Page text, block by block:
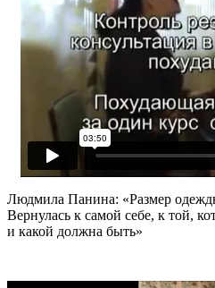
Людмила Панина: «Размер
Вернулась к самой себе, к той,
и какой должна быть»